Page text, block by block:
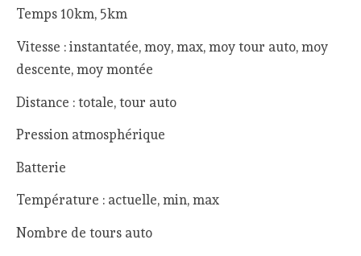
Temps 10km, 5km
Vitesse : instantatée, moy, max, moy tour auto, moy
descente, moy montée
Distance : totale, tour auto
Pression atmosphérique
Batterie
Température : actuelle, min, max
Nombre de tours auto